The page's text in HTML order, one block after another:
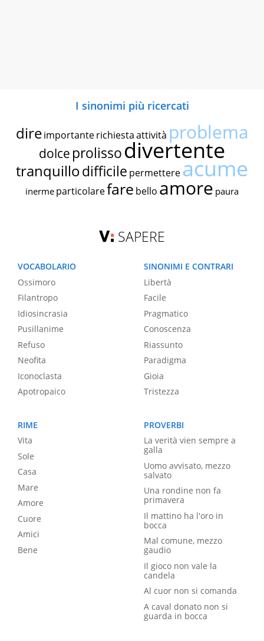
I sinonimi più ricercati
dire importante richiestaattività problema
dolce prolissodivertente
tranquillodifficile permettereacume
inerme particolarefare bello amore paura
SAPERE
VOCABOLARIO
Ossimoro
Filantropo
Idiosincrasia
Pusillanime
Refuso
Neofita
Iconoclasta
Apotropaico
SINONIMI E CONTRARI
Libertà
Facile
Pragmatico
Conoscenza
Riassunto
Paradigma
Gioia
Tristezza
RIME
Vita
Sole
Casa
Mare
Amore
Cuore
Amici
Bene
PROVERBI
La verità vien sempre a
galla
Uomo avvisato, mezzo
salvato
Una rondine non fa
primavera
Il mattino ha l'oro in
bocca
Mal comune, mezzo
gaudio
Il gioco non vale la
candela
Al cuor non si comanda
A caval donato non si
guarda in bocca